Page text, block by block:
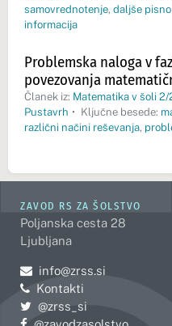
samovrednotenje, daljše
informacija
Problemska naloga v
povezovanja
Članek iz: Matematika v šoli
Pustavrh • Ključne besede:
različni načini reševanja,
ZAVOD RS ZA ŠOLSTVO
Poljanska cesta 28
Ljubljana
Pošljite e-mail na
info@zrss.si
Kontakti
Pojdite na Twitter:
@zrss_si